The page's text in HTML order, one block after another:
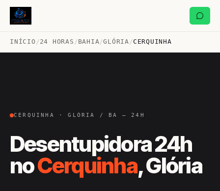
INÍCIO /24 HORAS /BAHIA/GLÓRIA /CERQUINHA
CERQUINHA · GLÓRIA / BA — 24H
Desentupidora 24h
noCerquinha, Glória